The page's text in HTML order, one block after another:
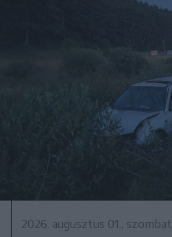
2026. augusztus 01., szombat